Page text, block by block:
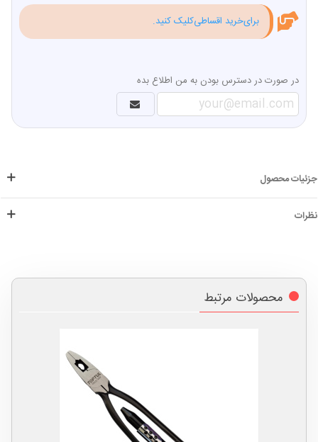
برای‌خرید اقساطی‌کلیک کنید.
در صورت در دسترس بودن به من اطلاع بده
جزئیات محصول
نظرات
محصولات مرتبط